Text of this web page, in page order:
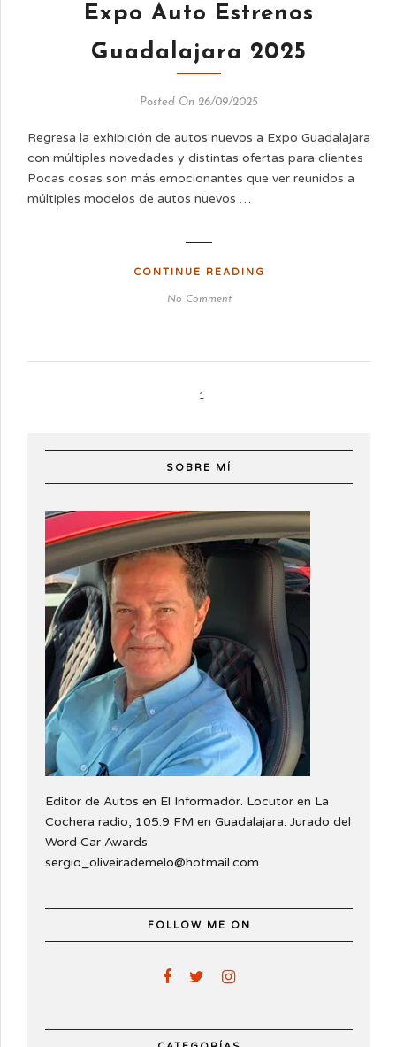
Expo Auto Estrenos
Guadalajara 2025
Posted On 26/09/2025
Regresa la exhibición de autos nuevos a Expo Guadalajara
con múltiples novedades y distintas ofertas para clientes
Pocas cosas son más emocionantes que ver reunidos a
múltiples modelos de autos nuevos …
CONTINUE READING
No Comment
1
SOBRE MÍ
Editor de Autos en El Informador. Locutor en La
Cochera radio, 105.9 FM en Guadalajara. Jurado del
Word Car Awards
sergio_oliveirademelo@hotmail.com
FOLLOW ME ON